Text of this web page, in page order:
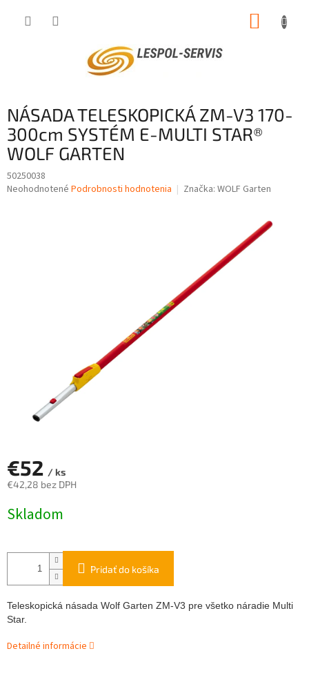
NÁSADA TELESKOPICKÁ ZM-V3 170-
300cm SYSTÉM E-MULTI STAR®
WOLF GARTEN
50250038
Priemerné
Neohodnotené Podrobnosti hodnotenia Značka: WOLF Garten
€52 / ks
€42,28 bez DPH
cena:
Skladom
Pridať do košíka
Teleskopická násada Wolf Garten ZM-V3 pre všetko náradie Multi
Star.
Detailné informácie